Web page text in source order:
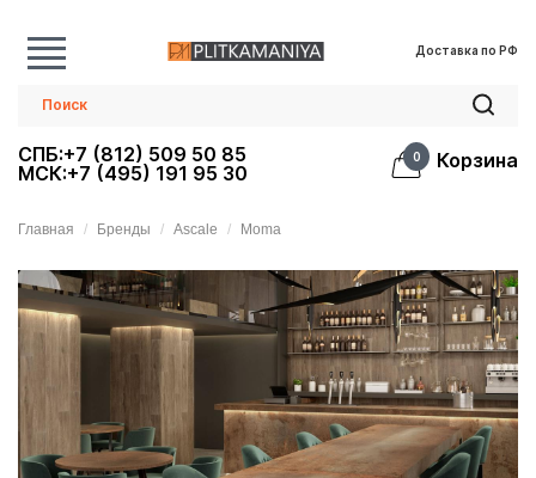
Доставка по РФ
СПБ:+7 (812) 509 50 85
МСК:+7 (495) 191 95 30
0 Корзина
Главная Бренды Ascale Moma